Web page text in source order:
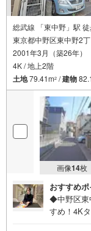
総武線 「東中野」駅
東京都中野区東中野2丁
2001年3月（築26年）
4K / 地上2階
土地79.41m2 /建物
画像14枚
おすすめポ
◆中野区東
すめ！4K